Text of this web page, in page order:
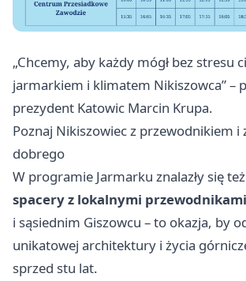
„Chcemy, aby każdy mógł bez stresu
jarmarkiem i klimatem Nikiszowca” –
prezydent Katowic Marcin Krupa.
Poznaj Nikiszowiec z przewodnikiem i
dobrego
W programie Jarmarku znalazły się też
spacery z lokalnymi przewodnikami
i sąsiednim Giszowcu – to okazja, by
unikatowej architektury i życia
sprzed stu lat.